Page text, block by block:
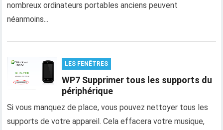
nombreux ordinateurs portables anciens peuvent
néanmoins...
LES FENÊTRES
WP7 Supprimer tous les supports du
périphérique
Si vous manquez de place, vous pouvez nettoyer tous les
supports de votre appareil. Cela effacera votre musique,